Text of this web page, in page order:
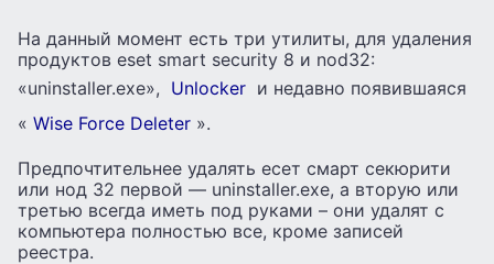
На данный момент есть три утилиты, для удаления
продуктов eset smart security 8 и nod32:
«uninstaller.exe», Unlocker и недавно появившаяся
« Wise Force Deleter ».
Предпочтительнее удалять есет смарт секюрити
или нод 32 первой — uninstaller.exe, а вторую или
третью всегда иметь под руками – они удалят с
компьютера полностью все, кроме записей
реестра.